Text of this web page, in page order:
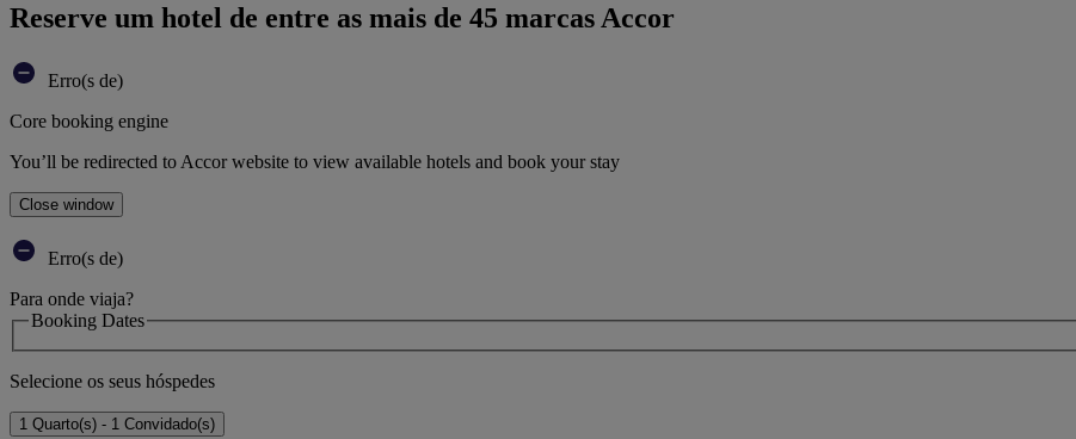
Reserve um hotel de entre as mais de 45 marcas Accor
Erro(s de)
Core booking engine
You’ll be redirected to Accor website to view available hotels and book your stay
Close window
Erro(s de)
Para onde viaja?
Booking Dates
Selecione os seus hóspedes
1 Quarto(s) - 1 Convidado(s)